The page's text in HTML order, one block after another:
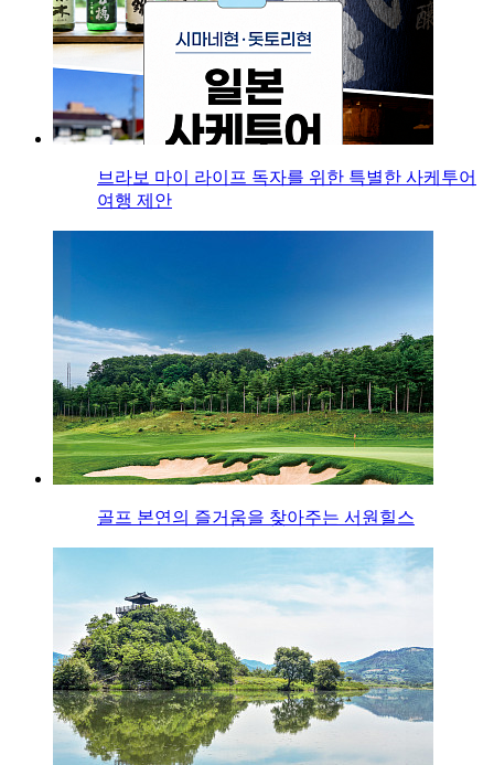
브라보 마이 라이프 독자를 위한 특별한 사케투어
여행 제안
골프 본연의 즐거움을 찾아주는 서원힐스